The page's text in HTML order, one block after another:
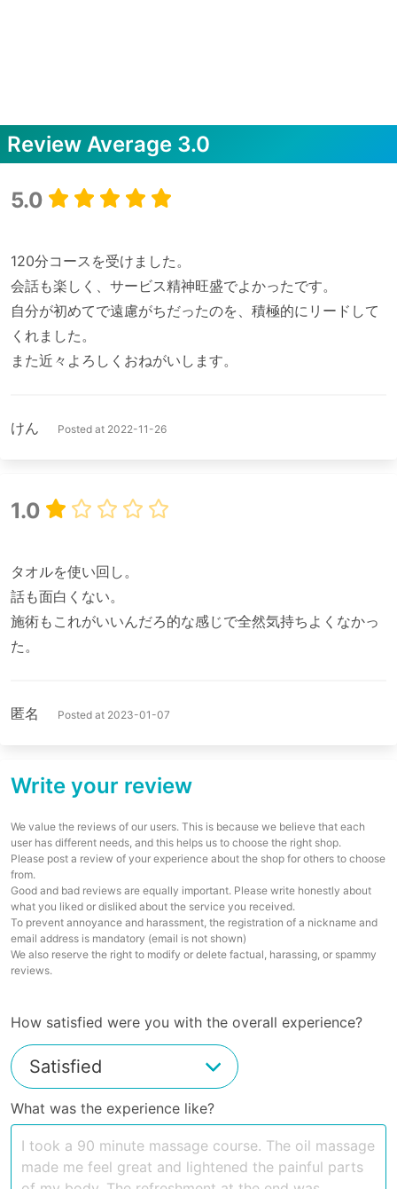
Review Average 3.0
5.0
120分コースを受けました。
会話も楽しく、サービス精神旺盛でよかったです。
自分が初めてで遠慮がちだったのを、積極的にリードして
くれました。
けん Posted at 2022-11-26
1.0
タオルを使い回し。
話も面白くない。
施術もこれがいいんだろ的な感じで全然気持ちよくなかっ
匿名 Posted at 2023-01-07
Write your review
We value the reviews of our users. This is because we believe that each
user has different needs, and this helps us to choose the right shop.
Please post a review of your experience about the shop for others to choose
from.
Good and bad reviews are equally important. Please write honestly about
what you liked or disliked about the service you received.
To prevent annoyance and harassment, the registration of a nickname and
email address is mandatory (email is not shown)
We also reserve the right to modify or delete factual, harassing, or spammy
reviews.
How satisfied were you with the overall experience?
What was the experience like?